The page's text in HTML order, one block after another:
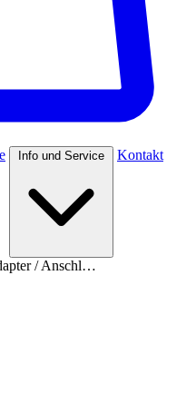
Info und Service Kontakt
/ Anschl…